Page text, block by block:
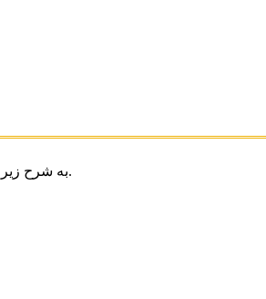
T801 محبوب ترین توستر شرکت ما با کیفیت بسیار بالا و قیمت رقابتی است. مزایای اصلی T801 به شرح زیر است.